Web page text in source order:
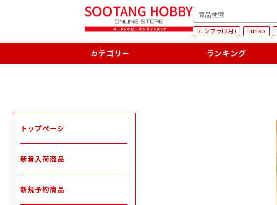
SEARCH
ガンプラ(8月) Funko
カテゴリー ランキング
トップページ
新着入荷商品
新規予約商品